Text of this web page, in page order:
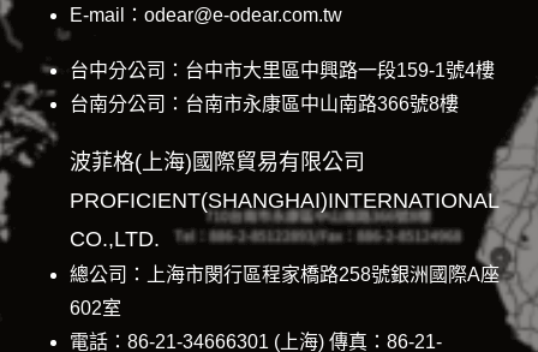
E-mail：odear@e-odear.com.tw
台中分公司：台中市大里區中興路一段159-1號4樓
台南分公司：台南市永康區中山南路366號8樓
波菲格(上海)國際貿易有限公司
PROFICIENT(SHANGHAI)INTERNATIONAL
CO.,LTD.
總公司：上海市閔行區程家橋路258號銀洲國際A座
602室
電話：86-21-34666301 (上海) 傳真：86-21-